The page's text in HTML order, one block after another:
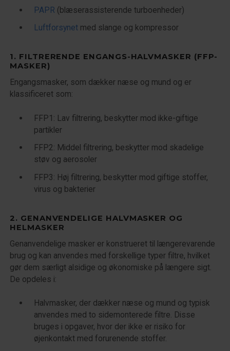
PAPR (blæserassisterende turboenheder)
Luftforsynet med slange og kompressor
1. FILTRERENDE ENGANGS-HALVMASKER (FFP-
MASKER)
Engangsmasker, som dækker næse og mund og er
klassificeret som:
FFP1: Lav filtrering, beskytter mod ikke-giftige
partikler
FFP2: Middel filtrering, beskytter mod skadelige
støv og aerosoler
FFP3: Høj filtrering, beskytter mod giftige stoffer,
virus og bakterier
2. GENANVENDELIGE HALVMASKER OG
HELMASKER
Genanvendelige masker er konstrueret til længerevarende
brug og kan anvendes med forskellige typer filtre, hvilket
gør dem særligt alsidige og økonomiske på længere sigt.
De opdeles i:
Halvmasker, der dækker næse og mund og typisk
anvendes med to sidemonterede filtre. Disse
bruges i opgaver, hvor der ikke er risiko for
øjenkontakt med forurenende stoffer.